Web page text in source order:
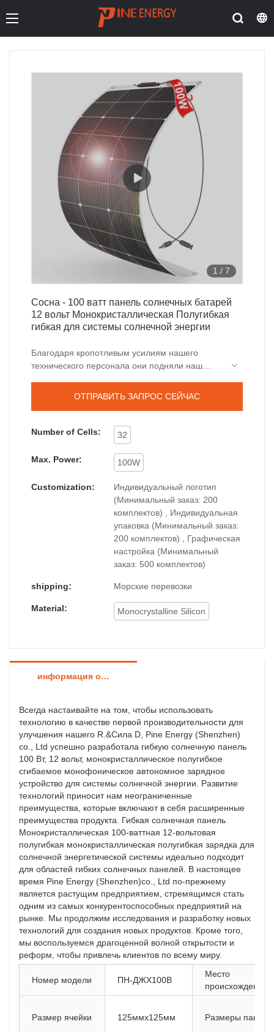
1 / 7
Сосна - 100 ватт панель солнечных батарей
12 вольт Монокристаллическая Полугибкая
гибкая для системы солнечной энергии
Благодаря кропотливым усилиям нашего
технического персонала они подняли наш
использовать передовые технологии для
сгибаемого моно, автономного зарядного
устройства для системы солнечной энергии. По
мере того, как его преимущества постоянно
обнаруживаются, диапазоны его применения
также расширяются. Сейчас это обычно можно
увидеть в области гибких солнечных панелей.
ОТПРАВИТЬ ЗАПРОС СЕЙЧАС
Number of Cells: 32
Max. Power: 100W
Customization:
Индивидуальный логотип
(Минимальный заказ: 200
комплектов) , Индивидуальная
упаковка (Минимальный заказ:
200 комплектов) , Графическая
настройка (Минимальный
заказ: 500 комплектов)
shipping: Морские перевозки
Material: Monocrystalline Silicon
информация о продукте
Всегда настаивайте на том, чтобы использовать
технологию в качестве первой производительности для
улучшения нашего R.&Сила D, Pine Energy (Shenzhen)
co., Ltd успешно разработала гибкую солнечную панель
100 Вт, 12 вольт, монокристаллическое полугибкое
сгибаемое монофоническое автономное зарядное
устройство для системы солнечной энергии. Развитие
технологий приносит нам неограниченные
преимущества, которые включают в себя расширенные
преимущества продукта. Гибкая солнечная панель
Монокристаллическая 100-ваттная 12-вольтовая
полугибкая монокристаллическая полугибкая зарядка для
солнечной энергетической системы идеально подходит
для областей гибких солнечных панелей. В настоящее
время Pine Energy (Shenzhen)co., Ltd по-прежнему
является растущим предприятием, стремящимся стать
одним из самых конкурентоспособных предприятий на
рынке. Мы продолжим исследования и разработку новых
технологий для создания новых продуктов. Кроме того,
мы воспользуемся драгоценной волной открытости и
реформ, чтобы привлечь клиентов по всему миру.
Номер модели ПН-ДЖХ100В
Место
происхождения
Размер ячейки 125ммx125мм Размеры панели